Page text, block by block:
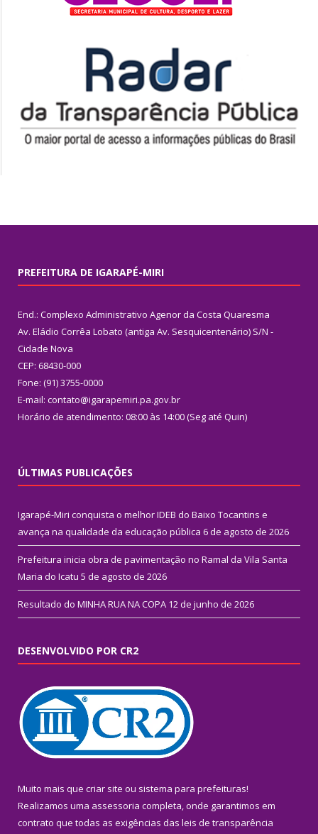
PREFEITURA DE IGARAPÉ-MIRI
End.: Complexo Administrativo Agenor da Costa Quaresma
Av. Eládio Corrêa Lobato (antiga Av. Sesquicentenário) S/N -
Cidade Nova
CEP: 68430-000
Fone: (91) 3755-0000
E-mail: contato@igarapemiri.pa.gov.br
Horário de atendimento: 08:00 às 14:00 (Seg até Quin)
ÚLTIMAS PUBLICAÇÕES
Igarapé-Miri conquista o melhor IDEB do Baixo Tocantins e
avança na qualidade da educação pública 6 de agosto de 2026
Prefeitura inicia obra de pavimentação no Ramal da Vila Santa
Maria do Icatu 5 de agosto de 2026
Resultado do MINHA RUA NA COPA 12 de junho de 2026
DESENVOLVIDO POR CR2
Muito mais que criar site ou sistema para prefeituras!
Realizamos uma assessoria completa, onde garantimos em
contrato que todas as exigências das leis de transparência